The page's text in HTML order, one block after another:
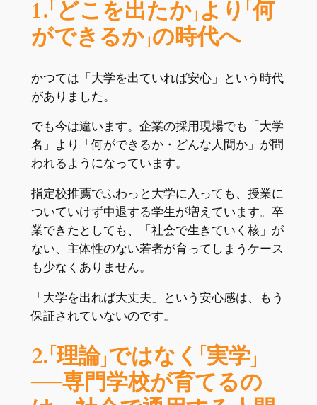
1.「どこを出たか」より「何
ができるか」の時代へ
かつては「大学を出ていれば安心」という時代
がありました。
でも今は違います。企業の採用現場でも「大学
名」より「何ができるか・どんな人間か」が問
われるようになっています。
指定校推薦でふわっと大学に入っても、授業に
ついていけず中退する学生が増えています。卒
業できたとしても、「社会で生きていく核」が
ない、主体性のない若者が育ってしまうケース
も少なくありません。
「大学を出れば大丈夫」という安心感は、もう
保証されていないのです。
2.「理論」ではなく「実学」
──専門学校が育てるの